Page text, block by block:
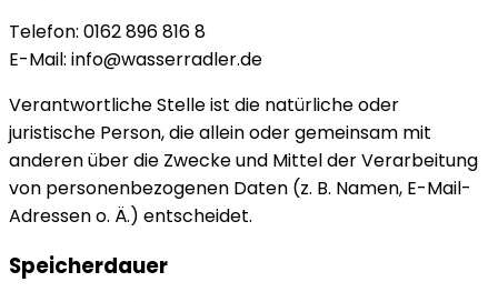
Telefon: 0162 896 816 8
E-Mail: info@wasserradler.de
Verantwortliche Stelle ist die natürliche oder
juristische Person, die allein oder gemeinsam mit
anderen über die Zwecke und Mittel der Verarbeitung
von personenbezogenen Daten (z. B. Namen, E-Mail-
Adressen o. Ä.) entscheidet.
Speicherdauer